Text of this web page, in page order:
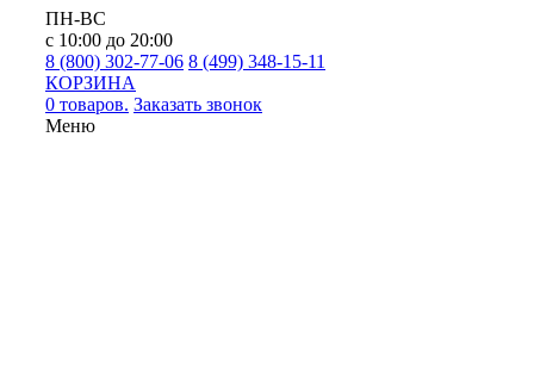
ПН-ВС
с 10:00 до 20:00
8 (800) 302-77-06 8 (499) 348-15-11
КОРЗИНА
0 товаров. Заказать звонок
Меню